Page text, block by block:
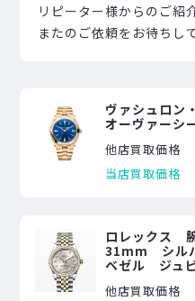
リピーター様からのご紹
またのご依頼をお待ちし
ヴァシュロ
オーヴァー
他店買取価格
当店買取価格
ロレックス
31mm シル
ベゼル ジュ
他店買取価格